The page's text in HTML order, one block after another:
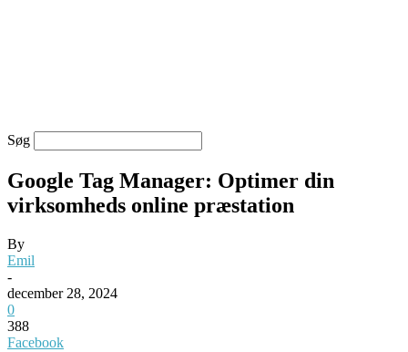
Søg
Google Tag Manager: Optimer din
virksomheds online præstation
By
Emil
-
december 28, 2024
0
388
Facebook